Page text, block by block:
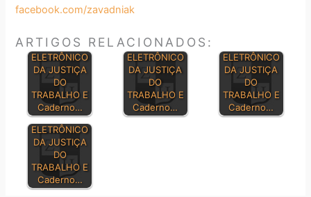
facebook.com/zavadniak
ARTIGOS RELACIONADOS:
DIÁRIO
ELETRÔNICO
DA JUSTIÇA
DO
TRABALHO E
Caderno…
DIÁRIO
ELETRÔNICO
DA JUSTIÇA
DO
TRABALHO E
Caderno…
ELETRÔNICO
DA JUSTIÇA
DO
TRABALHO E
Caderno…
DIÁRIO
ELETRÔNICO
DA JUSTIÇA
DO
TRABALHO E
Caderno…